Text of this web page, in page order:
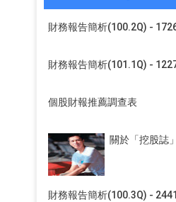
財務報告簡析(100.2Q) -
財務報告簡析(101.1Q) -
個股財報推薦調查表
關於「挖股誌
財務報告簡析(100.3Q) -